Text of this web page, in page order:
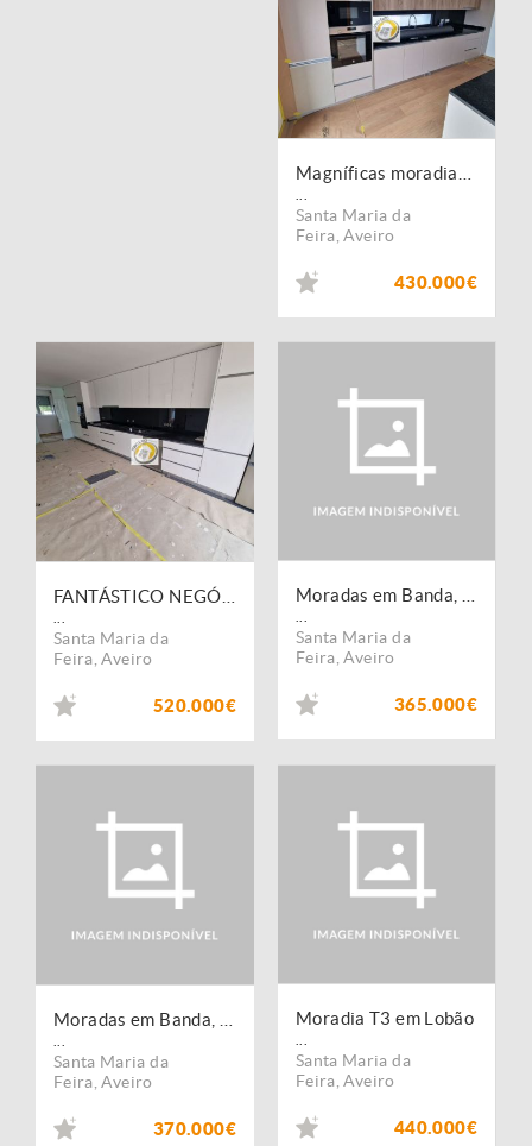
Santa Maria da
Feira ,Aveiro
430.000€
Santa Maria da
Feira ,Aveiro
520.000€
Santa Maria da
Feira ,Aveiro
365.000€
Santa Maria da
Feira ,Aveiro
370.000€
Moradia T3 em Lobão
Santa Maria da
Feira ,Aveiro
440.000€